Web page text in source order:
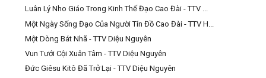
Luân Lý Nho Giáo Trong Kinh Thế Đạo Cao Đài - TTV ...
Một Ngày Sống Đạo Của Người Tín Đồ Cao Đài - TTV H...
Một Dòng Bát Nhã - TTV Diệu Nguyên
Vun Tưới Cội Xuân Tâm - TTV Diệu Nguyên
Đức Giêsu Kitô Đã Trở Lại - TTV Diệu Nguyên